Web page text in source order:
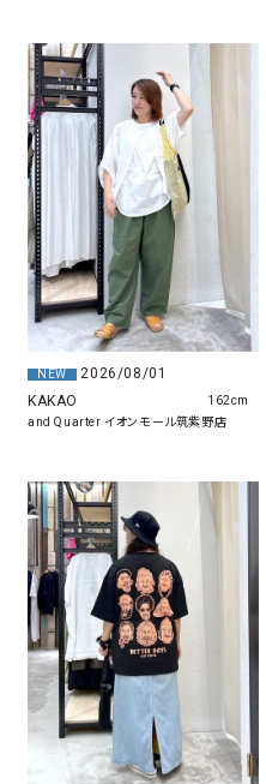
NEW
2026/08/01
KAKAO
and Quarter イオンモール筑紫野店
162cm